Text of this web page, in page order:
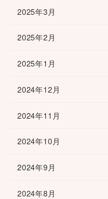
2025年3月
2025年2月
2025年1月
2024年12月
2024年11月
2024年10月
2024年9月
2024年8月